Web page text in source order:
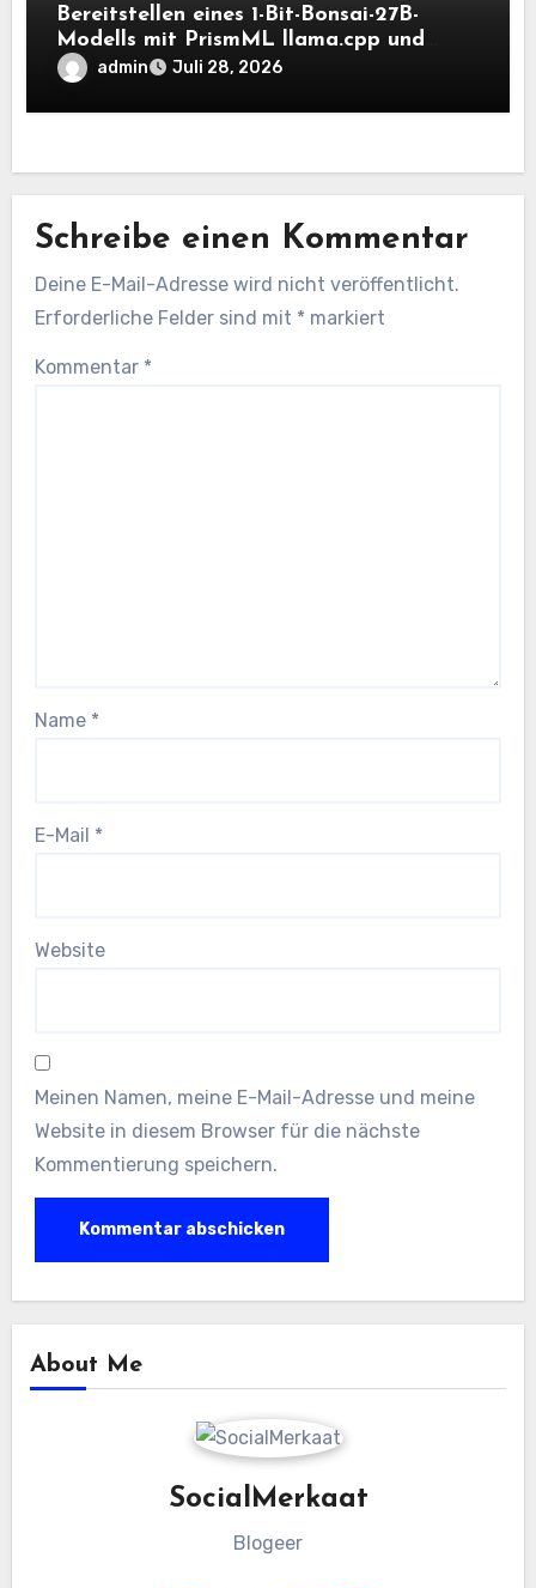
Bereitstellen eines 1-Bit-Bonsai-27B-
Modells mit PrismML llama.cpp und
OpenAI-kompatiblen lokalen Inferenz-
admin Juli 28, 2026
Schreibe einen Kommentar
Deine E-Mail-Adresse wird nicht veröffentlicht.
Erforderliche Felder sind mit * markiert
Kommentar *
Name *
E-Mail *
Website
Meinen Namen, meine E-Mail-Adresse und meine
Website in diesem Browser für die nächste
Kommentierung speichern.
About Me
SocialMerkaat
Blogeer